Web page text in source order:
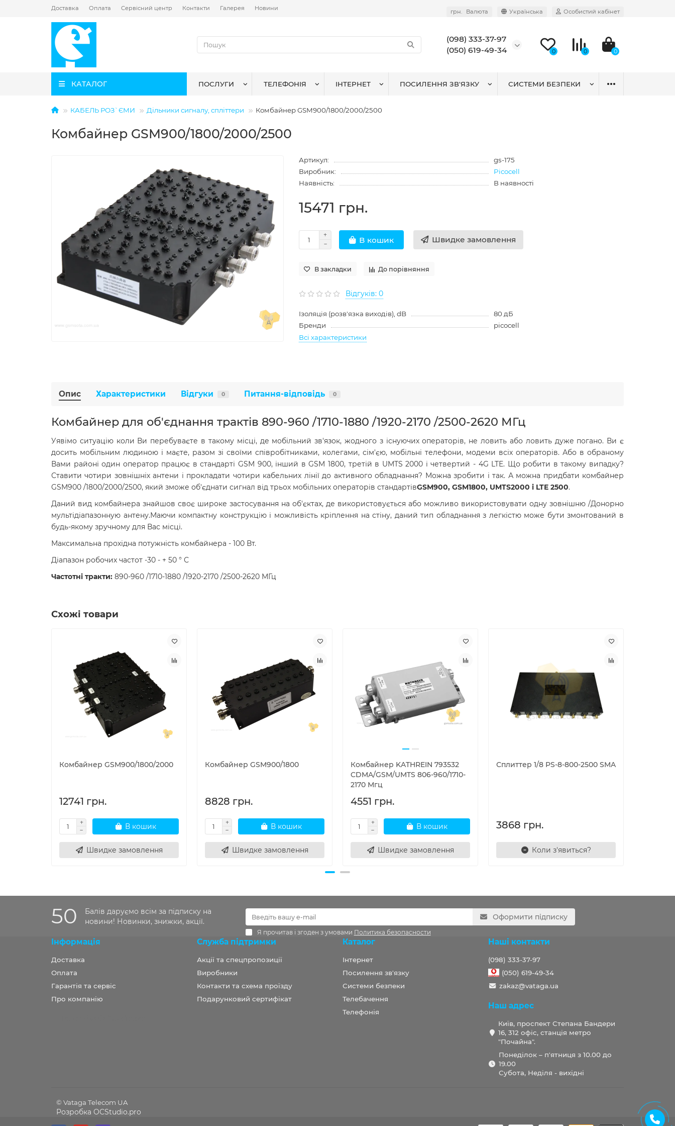
Доставка Оплата Сервісний центр Контакти Галерея Новини грн. Валюта Українська Особистий кабінет
(098) 333-37-97
(050) 619-49-34
0 0 0
КАТАЛОГ ПОСЛУГИ ТЕЛЕФОНІЯ ІНТЕРНЕТ ПОСИЛЕННЯ ЗВ'ЯЗКУ СИСТЕМИ БЕЗПЕКИ
КАБЕЛЬ РОЗ`ЄМИ Дільники сигналу, спліттери Комбайнер GSM900/1800/2000/2500
Комбайнер GSM900/1800/2000/2500
Артикул:
gs-175
Виробник:
Picocell
Наявність:
В наявності
15471 грн.
В кошик Швидке замовлення
В закладки До порівняння
Відгуків: 0
Ізоляція (розв'язка виходів), dB
80 дБ
Бренди
picocell
Всі характеристики
Опис Характеристики Відгуки 0 Питання-відповідь 0
Комбайнер для об'єднання трактів 890-960 /1710-1880 /1920-2170 /2500-2620 МГц
Уявімо ситуацію коли Ви перебуваєте в такому місці, де мобільний зв'язок, жодного з існуючих операторів, не ловить або ловить дуже погано. Ви є
досить мобільним людиною і маєте, разом зі своїми співробітниками, колегами, сім'єю, мобільні телефони, модеми всіх операторів. Або в обраному
Вами районі один оператор працює в стандарті GSM 900, інший в GSM 1800, третій в UMTS 2000 і четвертий - 4G LTE. Що робити в такому випадку?
Ставити чотири зовнішніх антени і прокладати чотири кабельних лінії до активного обладнання? Можна зробити і так. А можна придбати комбайнер
GSM900 /1800/2000/2500, який зможе об'єднати сигнал від трьох мобільних операторів стандартівGSM900, GSM1800, UMTS2000 і LTE 2500.
Даний вид комбайнера знайшов своє широке застосування на об'єктах, де використовується або можливо використовувати одну зовнішню /Донорно
мультідіапазонную антену.Маючи компактну конструкцію і можливість кріплення на стіну, даний тип обладнання з легкістю може бути змонтований в
будь-якому зручному для Вас місці.
Максимальна прохідна потужність комбайнера - 100 Вт.
Діапазон робочих частот -30 - + 50 ° С
Частотні тракти: 890-960 /1710-1880 /1920-2170 /2500-2620 МГц
Схожі товари
Комбайнер GSM900/1800/2000
12741 грн.
В кошик
Швидке замовлення
Комбайнер GSM900/1800
8828 грн.
В кошик
Швидке замовлення
Комбайнер KATHREIN 793532
CDMA/GSM/UMTS 806-960/1710-
2170 Мгц
4551 грн.
В кошик
Швидке замовлення
Сплиттер 1/8 PS-8-800-2500 SMA
3868 грн.
Коли з'явиться?
50
Балів даруємо всім за підписку на
новини! Новинки, знижки, акції.
Оформити підписку
Я прочитав і згоден з умовами Политика безопасности
Інформація
Доставка
Оплата
Гарантія та сервіс
Про компанію
Служба підтримки
Акції та спецпропозиції
Виробники
Контакти та схема проїзду
Подарунковий сертифікат
Каталог
Інтернет
Посилення зв'язку
Системи безпеки
Телебачення
Телефонія
Наші контакти
(098) 333-37-97
(050) 619-49-34
zakaz@vataga.ua
Наш адрес
Київ, проспект Степана Бандери
16, 312 офіс, станція метро
"Почайна".
Понеділок – п'ятниця з 10.00 до
19.00
Субота, Неділя - вихідні
© Vataga Telecom UA
Розробка OCStudio.pro